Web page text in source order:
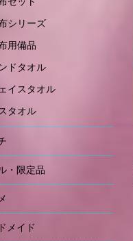
シリーズ
用備品
ドタオル
イスタオル
タオル
・限定品
メイド